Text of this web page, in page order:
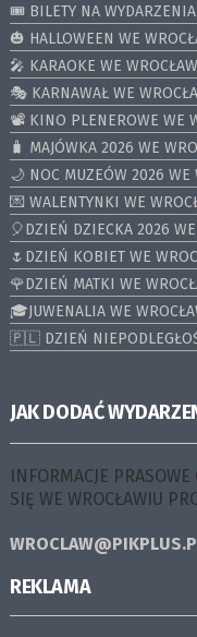
🎟️ BILETY NA
🎃 HALLOWEEN WE
🎤 KARAOKE WE
🎭 KARNAWAŁ WE
📽️ KINO PLENEROWE WE
🧳 MAJÓWKA 2026 WE
🌙 NOC MUZEÓW 2026 WE
💌 WALENTYNKI WE
🎈DZIEŃ DZIECKA 2026
🌷DZIEŃ KOBIET WE
🌹DZIEŃ MATKI WE
🎓JUWENALIA WE
🇵🇱 DZIEŃ
JAK DODAĆ
INFORMACJE
SIĘ WE WROCŁAWIU
REKLAMA